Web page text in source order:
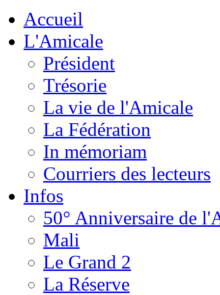
Accueil
L'Amicale
Président
Trésorie
La vie de l'Amicale
La Fédération
In mémoriam
Courriers des lecteurs
Infos
50° Anniversaire de
Mali
Le Grand 2
La Réserve